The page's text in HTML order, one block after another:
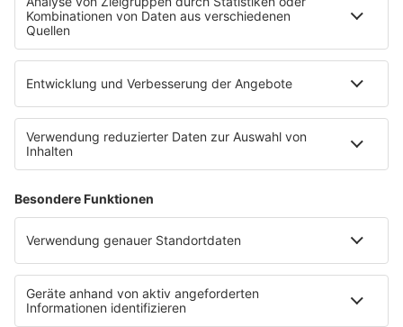
Empfang
sunshine live App
werben bei SUNSHINE LIVE
SERVICE
Datenschutz
Datenschutzerklärung zur sunshine live App
Impressum
Teilnahmebedingungen